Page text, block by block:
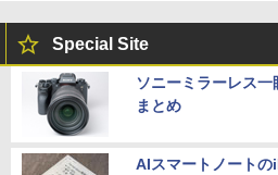
Special Site
ソニーミラーレス
まとめ
AIスマートノート